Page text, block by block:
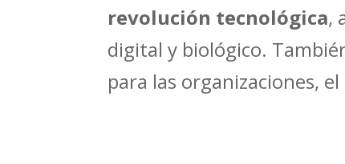
revolución tecnológica,
digital y biológico.
para las organizaciones,